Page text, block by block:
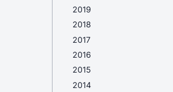
2019
2018
2017
2016
2015
2014